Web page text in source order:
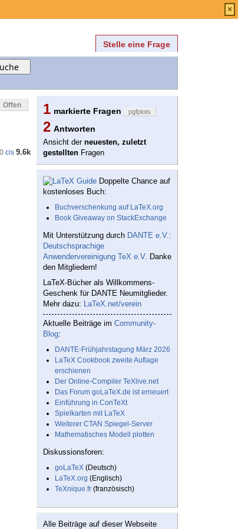
Stelle eine Frage
Offen
cis 9.6k
1 markierte Fragen pgfplots
2 Antworten
Ansicht der neuesten, zuletzt
gestellten Fragen
Doppelte Chance auf
kostenloses Buch:
Buchverschenkung auf LaTeX.org
Book Giveaway on StackExchange
Mit Unterstützung durch DANTE e.V.:
Deutschsprachige
Anwendervereinigung TeX e.V. Danke
den Mitgliedern!
LaTeX-Bücher als Willkommens-
Geschenk für DANTE Neumitglieder.
Mehr dazu: LaTeX.net/verein
Aktuelle Beiträge im Community-
Blog:
DANTE-Frühjahrstagung März 2026
LaTeX Cookbook zweite Auflage
erschienen
Der Online-Compiler TeXlive.net
Das Forum goLaTeX.de ist erneuert
Einführung in ConTeXt
Spielkarten mit LaTeX
Weiterer CTAN Spiegel-Server
Mathematisches Modell plotten
Diskussionsforen:
goLaTeX (Deutsch)
LaTeX.org (Englisch)
TeXnique.fr (französisch)
Alle Beiträge auf dieser Webseite
×